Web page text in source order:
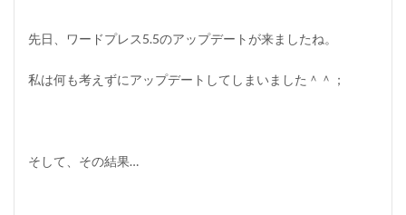
先日、ワードプレス5.5のアップデートが来ましたね。
私は何も考えずにアップデートしてしまいました＾＾；
そして、その結果…